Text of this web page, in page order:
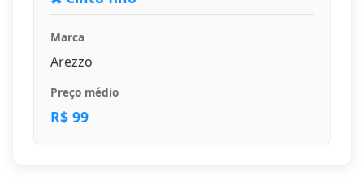
Marca
Arezzo
Preço médio
R$ 99